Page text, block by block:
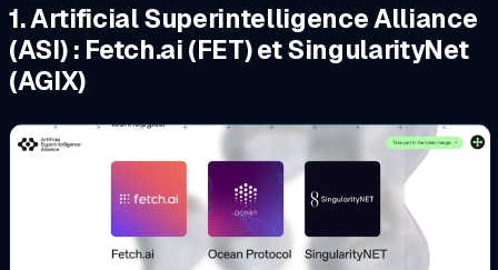
1. Artificial Superintelligence Alliance
(ASI) : Fetch.ai (FET) et SingularityNet
(AGIX)